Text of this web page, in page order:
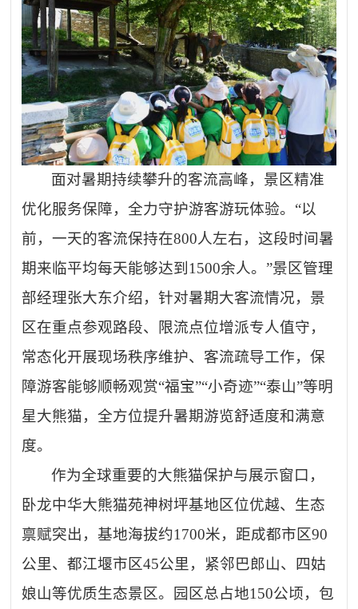
面对暑期持续攀升的客流高峰，景区精准
优化服务保障，全力守护游客游玩体验。 “以
前，一天的客流保持在800人左右，这段时间暑
期来临平均每天能够达到1500余人。”景区管理
部经理张大东介绍，针对暑期大客流情况，景
区在重点参观路段、限流点位增派专人值守，
常态化开展现场秩序维护、客流疏导工作，保
障游客能够顺畅观赏“福宝”“小奇迹”“泰山”等明
星大熊猫，全方位提升暑期游览舒适度和满意
度。
作为全球重要的大熊猫保护与展示窗口，
卧龙中华大熊猫苑神树坪基地区位优越、生态
禀赋突出，基地海拔约1700米，距成都市区90
公里、都江堰市区45公里，紧邻巴郎山、四姑
娘山等优质生态景区。园区总占地150公顷，包